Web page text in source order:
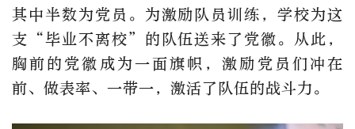
其中半数为党员。为激励队员训练，学校为这
支“毕业不离校”的队伍送来了党徽。从此，
胸前的党徽成为一面旗帜，激励党员们冲在
前、做表率、一带一，激活了队伍的战斗力。